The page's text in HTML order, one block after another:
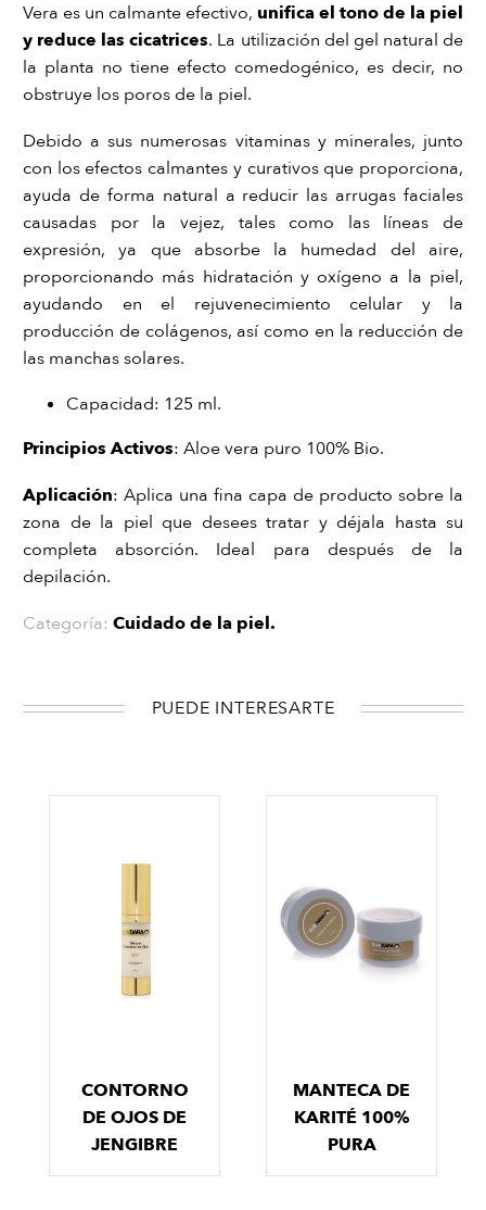
Vera es un calmante efectivo, unifica el tono de la piel
y reduce las cicatrices. La utilización del gel natural de
la planta no tiene efecto comedogénico, es decir, no
obstruye los poros de la piel.
Debido a sus numerosas vitaminas y minerales, junto
con los efectos calmantes y curativos que proporciona,
ayuda de forma natural a reducir las arrugas faciales
causadas por la vejez, tales como las líneas de
expresión, ya que absorbe la humedad del aire,
proporcionando más hidratación y oxígeno a la piel,
ayudando en el rejuvenecimiento celular y la
producción de colágenos, así como en la reducción de
las manchas solares.
Capacidad: 125 ml.
Principios Activos: Aloe vera puro 100% Bio.
Aplicación: Aplica una fina capa de producto sobre la
zona de la piel que desees tratar y déjala hasta su
completa absorción. Ideal para después de la
depilación.
Categoría: Cuidado de la piel.
PUEDE INTERESARTE
CONTORNO
DE OJOS DE
JENGIBRE
MANTECA DE
KARITÉ 100%
PURA